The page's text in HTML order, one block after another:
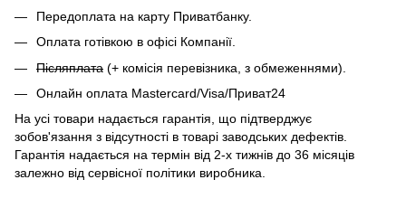
Передоплата на карту Приватбанку.
Оплата готівкою в офісі Компанії.
Післяплата (+ комісія перевізника, з обмеженнями).
Онлайн оплата Mastercard/Visa/Приват24
На усі товари надається гарантія, що підтверджує
зобов'язання з відсутності в товарі заводських дефектів.
Гарантія надається на термін від 2-х тижнів до 36 місяців
залежно від сервісної політики виробника.